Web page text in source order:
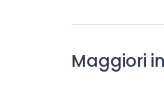
Maggiori